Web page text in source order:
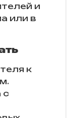
и
или в
к
с